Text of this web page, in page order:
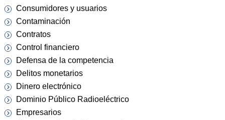
Consumidores y usuarios
Contaminación
Contratos
Control financiero
Defensa de la competencia
Delitos monetarios
Dinero electrónico
Dominio Público Radioeléctrico
Empresarios